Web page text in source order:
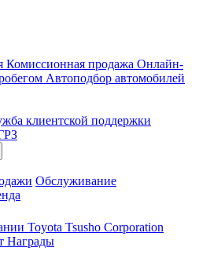
Комиссионная продажа Онлайн-
Автоподбор автомобилей
клиентской поддержки
Обслуживание
Toyota Tsusho Corporation
Награды